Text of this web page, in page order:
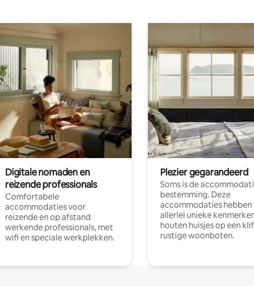
Digitale nomaden en
reizende professionals
Comfortabele
accommodaties voor
reizende en op afstand
werkende professionals, met
wifi en speciale werkplekken.
Plezier gegarandeerd
Soms is de
bestemming. Deze
accommodaties hebben
allerlei unieke
houten huisjes op een
rustige woonboten.